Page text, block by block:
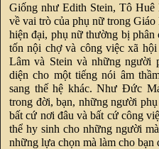
Giống như Edith Stein, Tô Huê
về vai trò của phụ nữ trong
hiện đại, phụ nữ thường bị
tốn nội chợ và công việc xã
Lâm và Stein và những người
diện cho một tiếng nói âm
sang thế hệ khác. Như Đức
trong đời, bạn, những người
bất cứ nơi đâu và bất cứ công
thể hy sinh cho những người
những lựa chọn mà làm cho